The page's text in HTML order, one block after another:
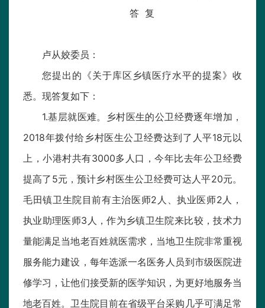
答 复
卢从姣委员：
您提出的《关于库区乡镇医疗水平的提案》收
悉。现答复如下：
1.基层就医难。乡村医生的公卫经费逐年增加，
2018年拨付给乡村医生公卫经费达到了人平18元以
上，小港村共有3000多人口，今年比去年公卫经费
提高了5元，预计乡村医生公卫经费可达人平20元。
毛田镇卫生院目前有主治医师2人、执业医师2人，
执业助理医师3人，作为乡镇卫生院来比较，技术力
量能满足当地老百姓就医需求，当地卫生院非常重视
服务能力建设，每年选派一名医务人员到市级医院进
修学习，让他们接受新的医学知识，为更好地服务当
地老百姓。卫生院目前在省级平台采购几乎可满足常